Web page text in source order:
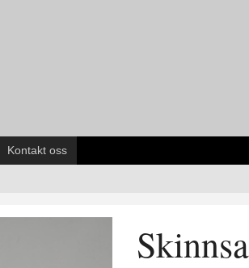
Kontakt oss